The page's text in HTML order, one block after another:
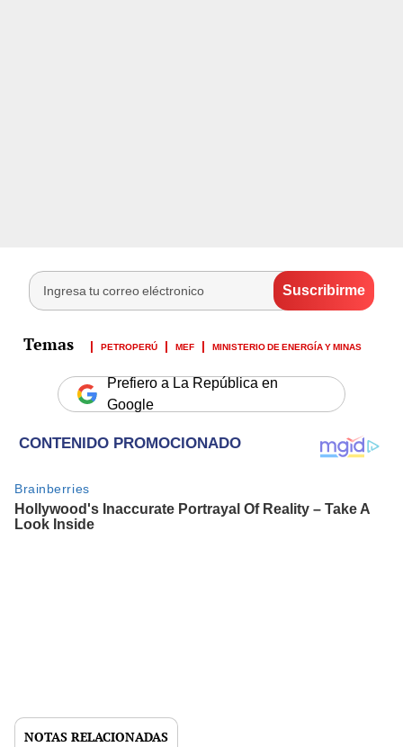
PETROPERÚ MEF MINISTERIO DE ENERGÍA Y MINAS
Prefiero a La República en
Google
NOTAS RELACIONADAS